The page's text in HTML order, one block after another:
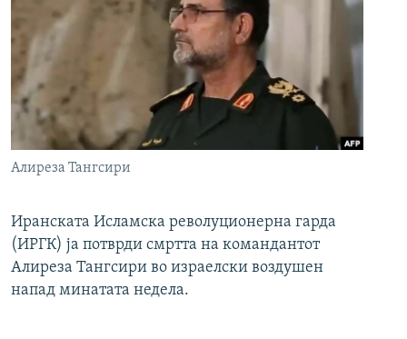
Алиреза Тангсири
Иранската Исламска револуционерна гарда
(ИРГК) ја потврди смртта на командантот
Алиреза Тангсири во израелски воздушен
напад минатата недела.